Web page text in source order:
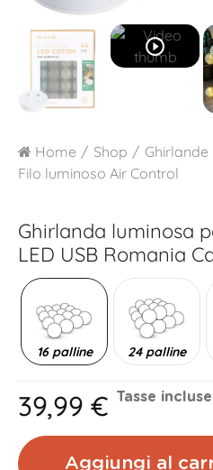
play_circle_outline
Home Shop
Ghirlande
Filo luminoso Air Control
Ghirlanda luminosa
LED USB Romania
16 palline 24 palline
39,99 € Tasse incluse
Aggiungi al